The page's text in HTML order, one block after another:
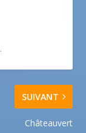
.
SUIVANT
Châteauvert